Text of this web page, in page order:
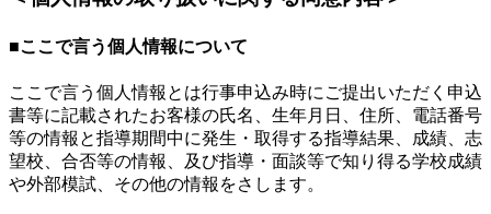
■ここで言う個人情報について
ここで言う個人情報とは行事申込み時にご提出いただく申込
書等に記載されたお客様の氏名、生年月日、住所、電話番号
等の情報と指導期間中に発生・取得する指導結果、成績、志
望校、合否等の情報、及び指導・面談等で知り得る学校成績
や外部模試、その他の情報をさします。